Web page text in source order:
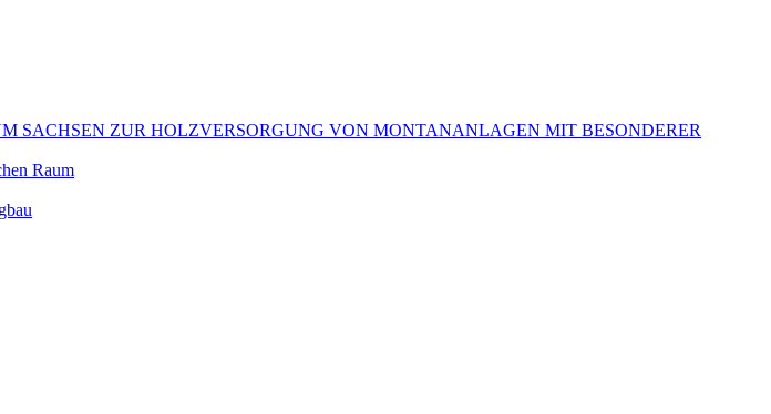
SACHSEN ZUR HOLZVERSORGUNG VON MONTANANLAGEN MIT BESONDERER
Raum